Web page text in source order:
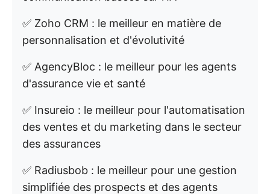
✅ Zoho CRM : le meilleur en matière de
personnalisation et d'évolutivité
✅ AgencyBloc : le meilleur pour les agents
d'assurance vie et santé
✅ Insureio : le meilleur pour l'automatisation
des ventes et du marketing dans le secteur
des assurances
✅ Radiusbob : le meilleur pour une gestion
simplifiée des prospects et des agents